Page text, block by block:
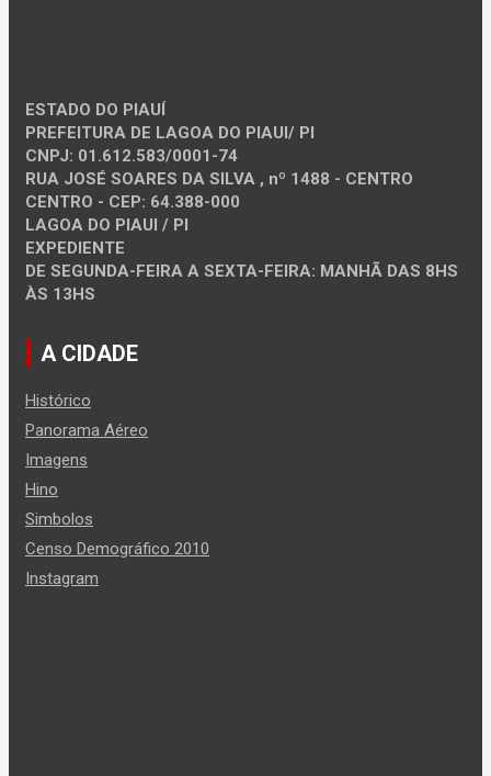
ESTADO DO PIAUÍ
PREFEITURA DE LAGOA DO PIAUI/ PI
CNPJ: 01.612.583/0001-74
RUA JOSÉ SOARES DA SILVA , nº 1488 - CENTRO
CENTRO - CEP: 64.388-000
LAGOA DO PIAUI / PI
EXPEDIENTE
DE SEGUNDA-FEIRA A SEXTA-FEIRA: MANHÃ DAS 8HS
ÀS 13HS
A CIDADE
Histórico
Panorama Aéreo
Imagens
Hino
Simbolos
Censo Demográfico 2010
Instagram